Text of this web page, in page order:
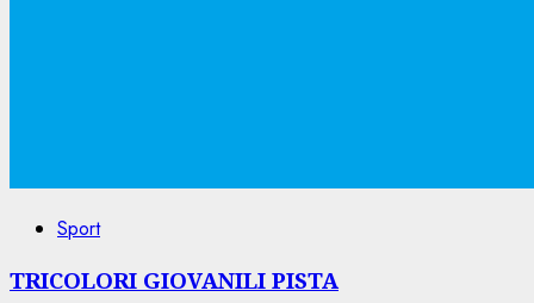
Sport
TRICOLORI GIOVANILI PISTA